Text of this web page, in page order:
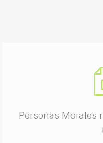
Personas Morales